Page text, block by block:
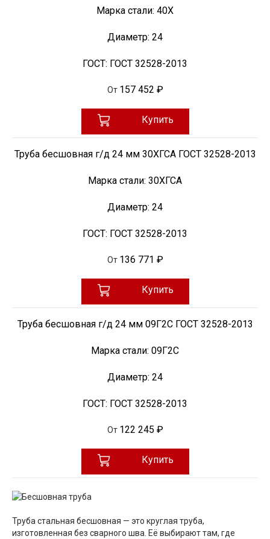
Марка стали: 40Х
Диаметр: 24
ГОСТ: ГОСТ 32528-2013
От 157 452 ₽
Купить
Труба бесшовная г/д 24 мм 30ХГСА ГОСТ 32528-2013
Марка стали: 30ХГСА
Диаметр: 24
ГОСТ: ГОСТ 32528-2013
От 136 771 ₽
Купить
Труба бесшовная г/д 24 мм 09Г2С ГОСТ 32528-2013
Марка стали: 09Г2С
Диаметр: 24
ГОСТ: ГОСТ 32528-2013
От 122 245 ₽
Купить
Труба стальная бесшовная — это круглая труба,
изготовленная без сварного шва. Её выбирают там, где